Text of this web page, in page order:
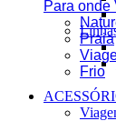
Para onde
Praia
Frio